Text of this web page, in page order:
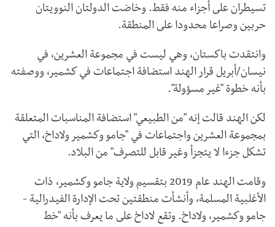
تسيطران على أجزاء منه فقط. وخاضت الدولتان النوويتان
حربين وصراعا محدودا على المنطقة.
وانتقدت باكستان، وهي ليست في مجموعة العشرين، في
نيسان/أبريل قرار الهند استضافة اجتماعات في كشمير، ووصفته
بأنه خطوة "غير مسؤولة".
لكن الهند قالت إنه "من الطبيعي" استضافة المناسبات المتعلقة
بمجموعة العشرين واجتماعات في "جامو وكشمير ولاداخ، التي
تشكل جزءا لا يتجزأ وغير قابل للتصرف" من البلاد.
وقامت الهند عام 2019 بتقسيم ولاية جامو وكشمير، ذات
الأغلبية المسلمة، وأنشأت منطقتين تحت الإدارة الفيدرالية -
جامو وكشمير، ولاداخ. وتقع لاداخ على ما يعرف بأنه "خط